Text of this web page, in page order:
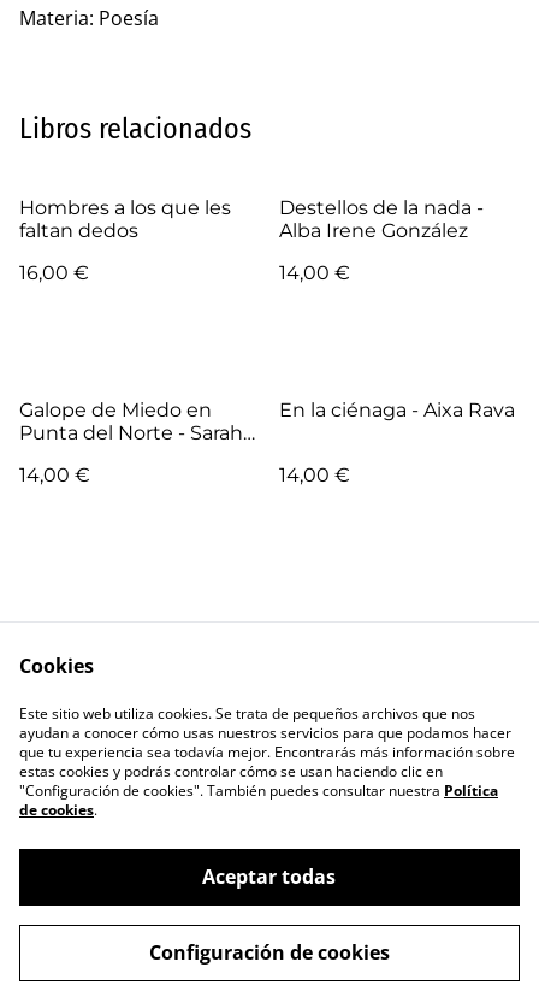
Materia: Poesía
Libros relacionados
Hombres a los que les
faltan dedos
16,00 €
Destellos de la nada -
Alba Irene González
14,00 €
Galope de Miedo en
Punta del Norte - Sarah
14,00 €
En la ciénaga - Aixa Rava
14,00 €
Política de
privacidad
Política de cookies
©2026RIL editores
powered by
Cookies
Este sitio web utiliza cookies. Se trata de pequeños archivos que nos
ayudan a conocer cómo usas nuestros servicios para que podamos hacer
que tu experiencia sea todavía mejor. Encontrarás más información sobre
estas cookies y podrás controlar cómo se usan haciendo clic en
"Configuración de cookies". También puedes consultar nuestra Política
de cookies.
Aceptar todas
Configuración de cookies